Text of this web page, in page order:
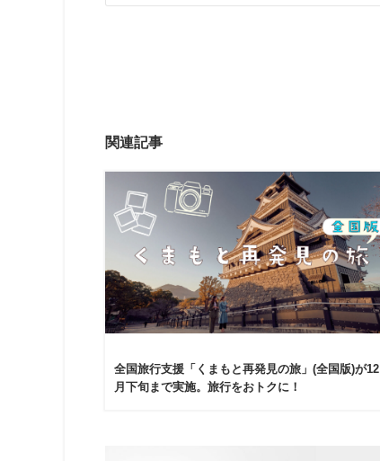
関連記事
全国旅行支援「くまもと再発見の旅」(全国版)が12
月下旬まで実施。旅行をおトクに！